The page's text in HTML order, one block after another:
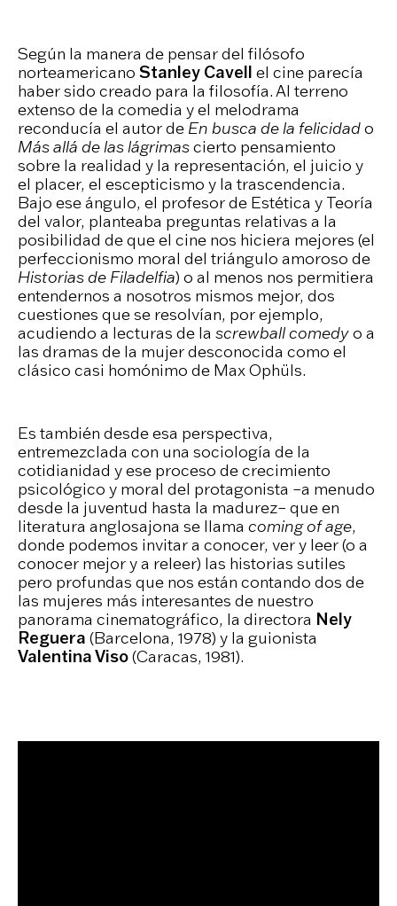
Según la manera de pensar del filósofo
norteamericano Stanley Cavell el cine parecía
haber sido creado para la filosofía. Al terreno
extenso de la comedia y el melodrama
reconducía el autor de En busca de la felicidado
Más allá de las lágrimascierto pensamiento
sobre la realidad y la representación, el juicio y
el placer, el escepticismo y la trascendencia.
Bajo ese ángulo, el profesor de Estética y Teoría
del valor, planteaba preguntas relativas a la
posibilidad de que el cine nos hiciera mejores (el
perfeccionismo moral del triángulo amoroso de
Historias de Filadelfia) o al menos nos permitiera
entendernos a nosotros mismos mejor, dos
cuestiones que se resolvían, por ejemplo,
acudiendo a lecturas de la screwball comedyo a
las dramas de la mujer desconocida como el
clásico casi homónimo de Max Ophüls.
Es también desde esa perspectiva,
entremezclada con una sociología de la
cotidianidad y ese proceso de crecimiento
psicológico y moral del protagonista –a menudo
desde la juventud hasta la madurez– que en
literatura anglosajona se llama coming of age,
donde podemos invitar a conocer, ver y leer (o a
conocer mejor y a releer) las historias sutiles
pero profundas que nos están contando dos de
las mujeres más interesantes de nuestro
panorama cinematográfico, la directora Nely
Reguera (Barcelona, 1978) y la guionista
Valentina Viso(Caracas, 1981).